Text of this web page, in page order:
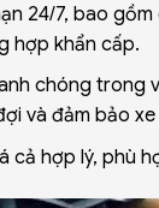
24/7, bao
hợp khẩn cấp.
chóng trong
và đảm bảo
cả hợp lý, phù